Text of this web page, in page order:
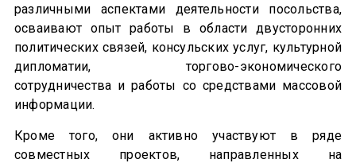
различными аспектами деятельности посольства,
осваивают опыт работы в области двусторонних
политических связей, консульских услуг, культурной
дипломатии, торгово-экономического
сотрудничества и работы со средствами массовой
информации.
Кроме того, они активно участвуют в ряде
совместных проектов, направленных на